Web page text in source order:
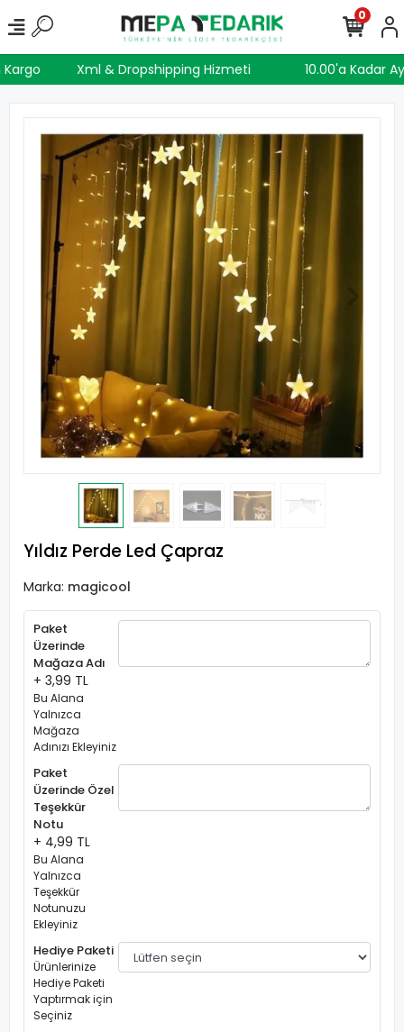
Kargo Xml & Dropshipping Hizmeti 10.00'a Kadar
0
Yıldız Perde Led Çapraz
Marka: magicool
Paket
Üzerinde
Mağaza Adı
+ 3,99 TL
Bu Alana
Yalnızca
Mağaza
Adınızı Ekleyiniz
Paket
Üzerinde Özel
Teşekkür
Notu
+ 4,99 TL
Bu Alana
Yalnızca
Teşekkür
Notunuzu
Ekleyiniz
Hediye Paketi
Ürünlerinize
Hediye Paketi
Yaptırmak için
Seçiniz